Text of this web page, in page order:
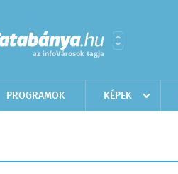
PROGRAMOK KÉPEK